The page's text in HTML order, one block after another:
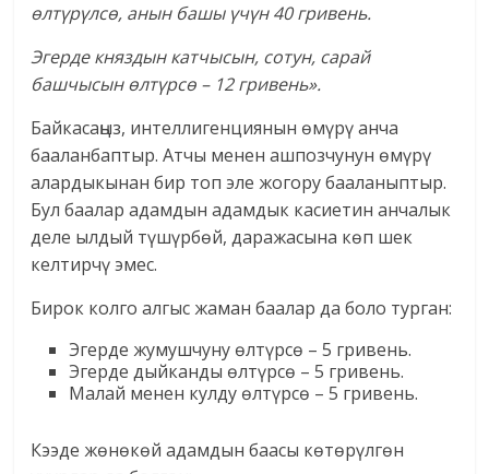
өлтүрүлсө, анын башы үчүн 40 гривень.
Эгерде княздын катчысын, сотун, сарай
башчысын өлтүрсө – 12 гривень».
Байкасаңыз, интеллигенциянын өмүрү анча
бааланбаптыр. Атчы менен ашпозчунун өмүрү
алардыкынан бир топ эле жогору бааланыптыр.
Бул баалар адамдын адамдык касиетин анчалык
деле ылдый түшүрбөй, даражасына көп шек
келтирчү эмес.
Бирок колго алгыс жаман баалар да боло турган:
Эгерде жумушчуну өлтүрсө – 5 гривень.
Эгерде дыйканды өлтүрсө – 5 гривень.
Малай менен кулду өлтүрсө – 5 гривень.
Кээде жөнөкөй адамдын баасы көтөрүлгөн